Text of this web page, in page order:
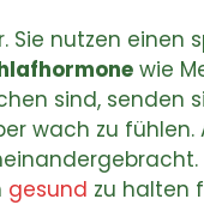
nutzen einen
wie
sind, senden
wach zu
gesund zu halten